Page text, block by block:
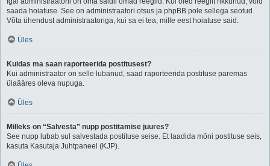
saada hoiatuse. See on administraatori otsus ja phpBB pole sellega seotud.
Võta ühendust administraatoriga, kui sa ei tea, mille eest hoiatuse said.
Üles
Kuidas ma saan raporteerida postitusest?
Kui administraator on selle lubanud, saad raporteerida postituse paremas
ülaääres oleva nupuga.
Üles
Milleks on “Salvesta” nupp postitamise juures?
See nupp lubab sul salvestada postituse seise. Et laadida mõni postituse seis,
kasuta Kasutaja Juhtpaneel (KJP).